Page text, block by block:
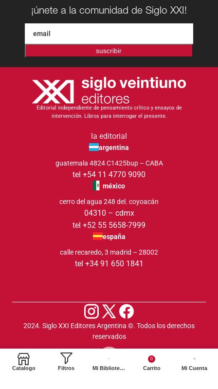
¡únete a la comunidad de Siglo XXI!
suscribir
Editorial independiente de pensamiento crítico y ensayos de
intervención. Libros para interrogar el presente.
la editorial
argentina
guatemala 4824 C1425bup – CABA
tel +54 11 4770 9090
méxico
cerro del agua 248 del. coyoacán
04310 – cdmx
tel +52 55 5658-7999
españa
calle recaredo, 3 madrid – 28002
tel +34 91 650 1841
2024. Siglo XXI Editores Argentina ©️. Todos los derechos
reservados
Catalogo Filtros Mi Biblioteca
0
Carrito Mi Cuenta